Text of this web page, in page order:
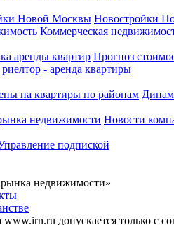
Новой Москвы Новостройки
Коммерческая
аренды квартир Прогноз
- аренда квартиры
на квартиры по районам
недвижимости Новости
подпиской
недвижимости»
www.irn.ru допускается только